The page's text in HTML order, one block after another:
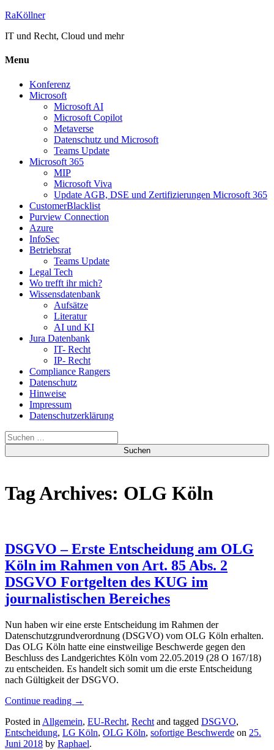
RaKöllner
IT und Recht, Cloud und mehr
Menu
Konferenz
Microsoft
Microsoft AI
Microsoft Copilot
Metaverse
Datenschutz und Microsoft
Teams Update
Microsoft 365
MIP
Microsoft Viva
Update AGB, DSE und Zertifizierungen Microsoft 365
CustomerBlacklist
Purview Connection
Azure
InfoSec
Betriebsrat
Teams Update
Legal Tech
Wo trefft ihr mich?
Wissensdatenbank
Aufsätze
Literatur
AI und KI
Jura Datenbank
IT- Recht
IP- Recht
Compliance Rangers
Datenschutz
Hinweise
Impressum
Datenschutzerklärung
Suchen
nach:
Tag Archives: OLG Köln
DSGVO – Erste Entscheidung am OLG
Köln im Rahmen von Art. 85 Abs. 2
DSGVO Fortgelten des KUG im
journalistischen Bereiches
Nun haben wir eine erste Entscheidung im Rahmen der
Datenschutzgrundverordnung (DSGVO) vom OLG Köln erhalten.
Das OLG Köln hatte eine einstweilige Beschwerde gegen den
Beschluss des Landgerichtes Köln vom 22.05.2019 (28 O 167/18)
zu entscheiden. Es handelt sich somit um die erste Entscheidung
nach Gültigkeit der DSGVO.
Continue reading →
Posted in Allgemein, EU-Recht, Recht and tagged DSGVO,
Entscheidung, LG Köln, OLG Köln, sofortige Beschwerde on 25.
Juni 2018 by Raphael.